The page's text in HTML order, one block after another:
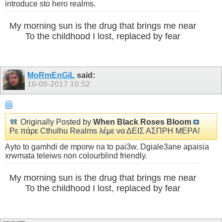
introduce sto hero realms.
My morning sun is the drug that brings me near
To the childhood I lost, replaced by fear
MoRmEnGiL said:
10-08-2017 10:52
Originally Posted by When Black Roses Bloom
Ρε πάρε Cthulhu Realms λέμε να ΔΕΙΣ ΑΣΠΡΗ ΜΕΡΑ!
Ayto to gamhdi de mporw na to pai3w. Dgiale3ane apaisia
xrwmata teleiws non colourblind friendly.
My morning sun is the drug that brings me near
To the childhood I lost, replaced by fear